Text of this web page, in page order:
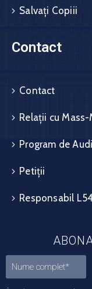
Salvați Copiii
Contact
Contact
Relații cu
Program de
Petiții
Responsabil